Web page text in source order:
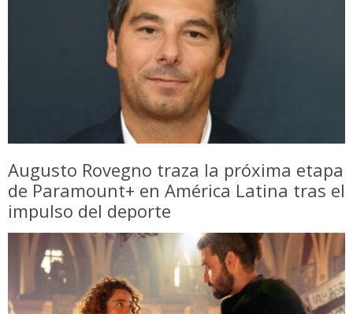
Augusto Rovegno traza la próxima etapa
de Paramount+ en América Latina tras el
impulso del deporte